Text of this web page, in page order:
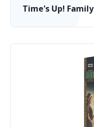
Time's Up! Family